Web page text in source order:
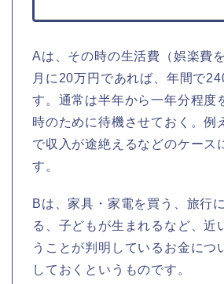
Aは、その時の生活費（娯楽費
月に20万円であれば、年間で
す。通常は半年から一年分程度
時のために待機させておく。例
で収入が途絶えるなどのケース
す。
Bは、家具・家電を買う、旅行
る、子どもが生まれるなど、近
うことが判明しているお金につ
しておくというものです。